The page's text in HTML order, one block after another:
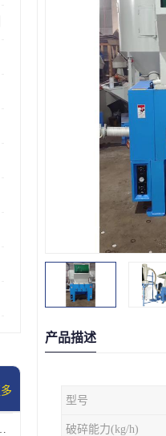
少钱一台 使用方便
产品描述
型号
破碎能力(kg/h)